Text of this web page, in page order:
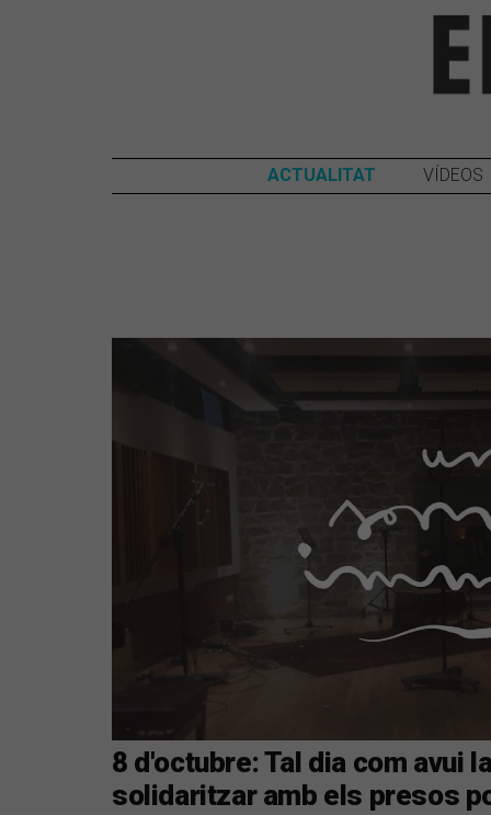
ACTUALITAT VÍDEOS
8 d'octubre: Tal dia com avui
solidaritzar amb els presos